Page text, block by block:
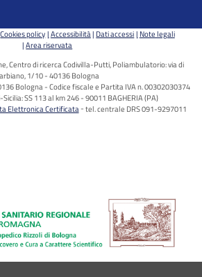
Cookies policy Accessibilità Dati accessi Note legali
Area riservata
Centro di ricerca Codivilla-Putti, Poliambulatorio: via di
1/10 - 40136 Bologna
Bologna - Codice fiscale e Partita IVA n. 00302030374
SS 113 al km 246 - 90011 BAGHERIA (PA)
Elettronica Certificata tel. centrale DRS 091-9297011